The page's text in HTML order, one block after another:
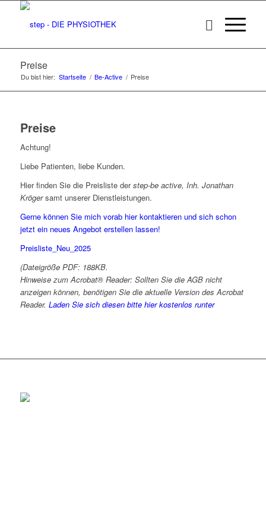
Preise
Du bist hier: Startseite / Be-Active / Preise
Preise
Achtung!
Liebe Patienten, liebe Kunden.
Hier finden Sie die Preisliste derstep-be active, Inh. Jonathan
Krögersamt unserer Dienstleistungen.
Gerne können Sie mich vorab hier kontaktieren und sich schon
jetzt ein neues Angebot erstellen lassen!
Preisliste_Neu_2025
(Dateigröße PDF: 188KB.
Hinweise zum Acrobat® Reader: Sollten Sie die AGB nicht
anzeigen können, benötigen Sie die aktuelle Version des Acrobat
Reader. Laden Sie sich diesen bitte hier kostenlos runter